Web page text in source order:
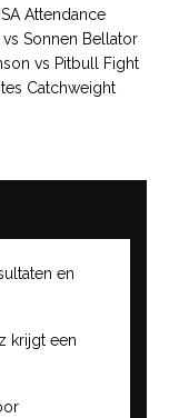
Attendance
Sonnen Bellator
vs Pitbull Fight
Catchweight
en
krijgt een